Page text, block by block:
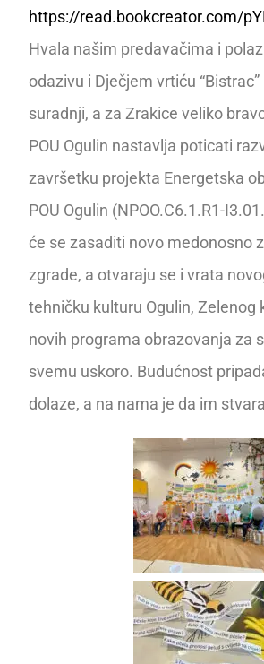
https://read.bookcreator.com/
Hvala našim predavačima i
odazivu i Dječjem vrtiću “Bistrac”
suradnji, a za Zrakice veliko
POU Ogulin nastavlja poticati
završetku projekta Energetska
POU Ogulin (NPOO.C6.1.R1-
će se zasaditi novo medonosno
zgrade, a otvaraju se i vrata
tehničku kulturu Ogulin, Zelenog
novih programa obrazovanja za
svemu uskoro. Budućnost
dolaze, a na nama je da im